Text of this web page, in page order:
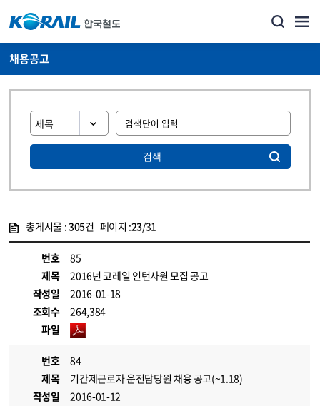
채용공고
검색
총게시물 :305건 페이지 :23/31
번호
85
제목
2016년 코레일 인턴사원 모집 공고
작성일
2016-01-18
조회수
264,384
파일
번호
84
제목
기간제근로자 운전담당원 채용 공고(~1.18)
작성일
2016-01-12